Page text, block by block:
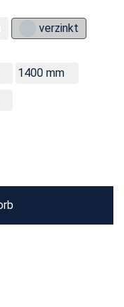
verzinkt
1400 mm